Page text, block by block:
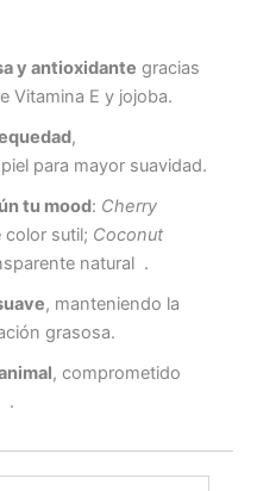
y antioxidante gracias
Vitamina E y jojoba.
,
para mayor suavidad.
tu mood: Cherry
color sutil; Coconut
natural .
, manteniendo la
grasosa.
, comprometido
.